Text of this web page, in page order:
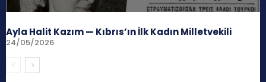
Ayla Halit Kazım — Kıbrıs’ın İlk Kadın Milletvekili
24/05/2026